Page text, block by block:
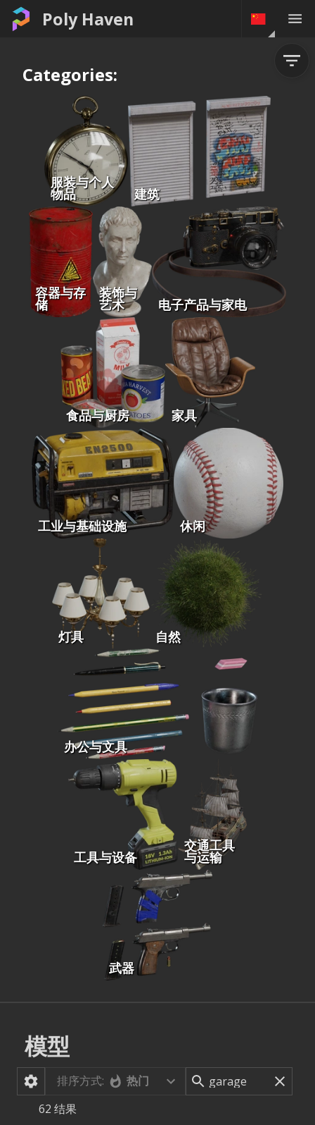
Poly Haven
Categories:
服装与个人
物品 建筑
容器与存
储
装饰与
艺术 电子产品与家电
食品与厨房 家具
工业与基础设施 休闲
灯具 自然
办公与文具
工具与设备
交通工具
与运输
武器
模型
排序方式:
热门
62 结果